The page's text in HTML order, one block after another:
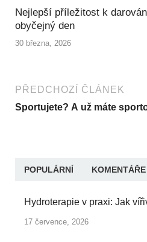
Nejlepší příležitost k
obyčejný den
30 března, 2026
PŘEDCHOZÍ ČLÁNEK
Sportujete? A už máte
POPULÁRNÍ KOMENTÁŘE
Hydroterapie v praxi: Jak
17 července, 2026